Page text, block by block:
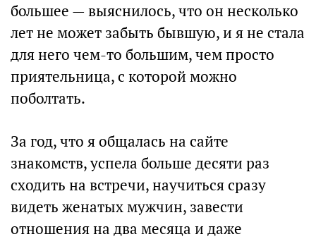
большее — выяснилось, что он несколько
лет не может забыть бывшую, и я не стала
для него чем-то большим, чем просто
приятельница, с которой можно
поболтать.
За год, что я общалась на сайте
знакомств, успела больше десяти раз
сходить на встречи, научиться сразу
видеть женатых мужчин, завести
отношения на два месяца и даже